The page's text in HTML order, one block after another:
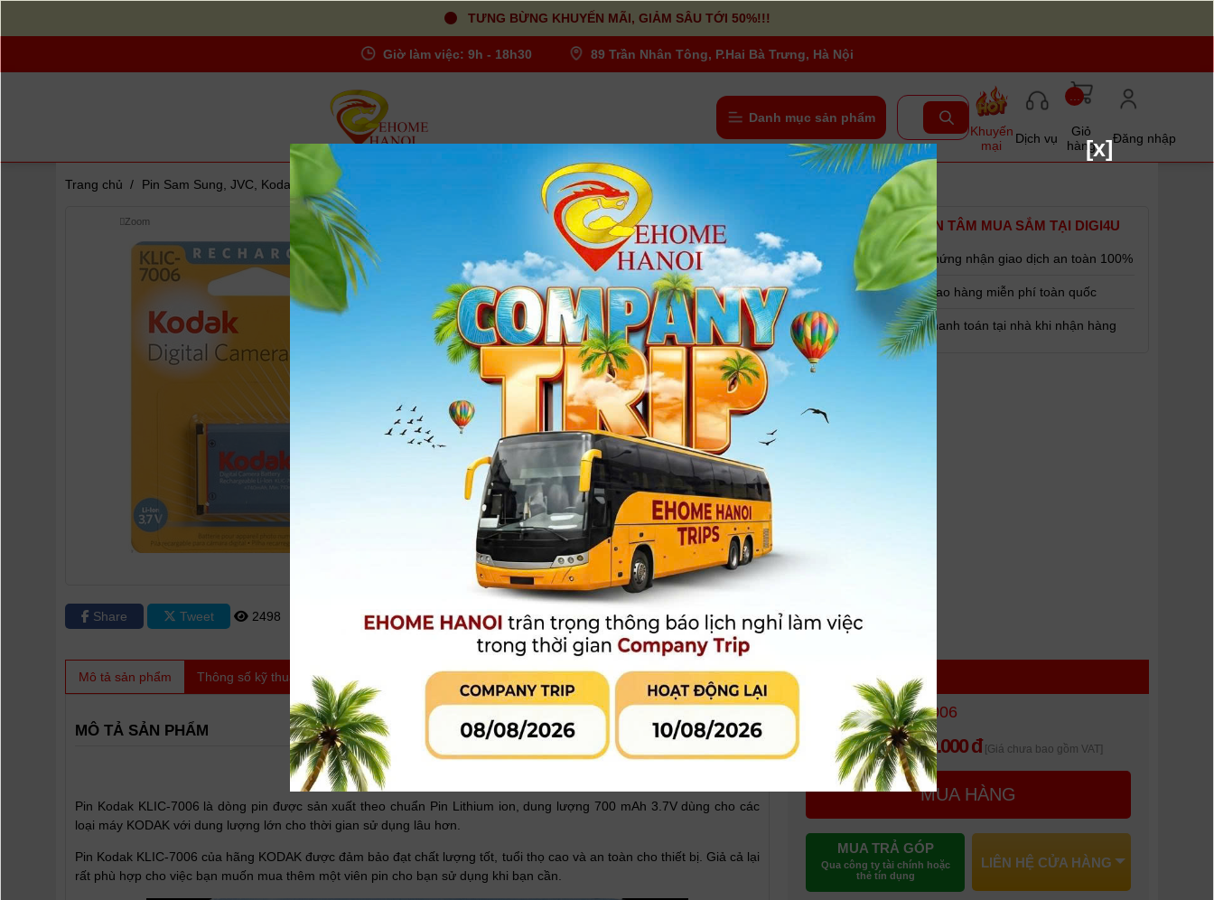
TƯNG BỪNG KHUYẾN MÃI, GIẢM SÂU TỚI 50%!!!
Giờ làm việc: 9h - 18h30 89 Trần Nhân Tông, P.Hai Bà Trưng, Hà Nội
Danh mục sản phẩm
Khuyến
mại
Dịch vụ
Giỏ
hàng
Đăng nhập
Trang chủ / Pin Sam Sung, JVC, Kodak... Pin Kodak KLic-7006
Zoom
Share Tweet 2498
Pin Kodak KLic-7006
Người dùng đánh giá | Tình trạng: Có hàng
Pin Kodak KLic-7006 là dòng pin được sản xuất theo chuẩn Pin Lithium ion,
dung lượng 700 mAh 3.7V dùng cho các loại máy KODAK với dung lượng lớn
cho thời gian sử dụng lâu hơn.
Xem thêm
Bảo hành:6 Tháng
Giá khuyến mại: 250.000 đ [Giá chưa bao gồm VAT]
MUA HÀNG
MUA TRẢ GÓP
Qua công ty tài chính hoặc thẻ tín
dụng
LIÊN HỆ CỬA HÀNG
YÊN TÂM MUA SẮM TẠI DIGI4U
Chứng nhận giao dịch an toàn 100%
Giao hàng miễn phí toàn quốc
Thanh toán tại nhà khi nhận hàng
Mô tả sản phẩm Thông số kỹ thuật Video Sản phẩm đang khuyến mại Đánh giá sản phẩm
MÔ TẢ SẢN PHẨM
Pin Kodak KLic-7006
Pin Kodak KLIC-7006 là dòng pin được sản xuất theo chuẩn Pin Lithium ion, dung lượng 700 mAh 3.7V dùng cho các
loại máy KODAK với dung lượng lớn cho thời gian sử dụng lâu hơn.
Pin Kodak KLIC-7006 của hãng KODAK được đảm bảo đạt chất lượng tốt, tuổi thọ cao và an toàn cho thiết bị. Giả cả lại
rất phù hợp cho việc bạn muốn mua thêm một viên pin cho bạn sử dụng khi bạn cần.
Pin Kodak KLic-7006
Giá khuyến mại: 250.000 đ [Giá chưa bao gồm VAT]
MUA HÀNG
MUA TRẢ GÓP
Qua công ty tài chính hoặc
thẻ tín dụng
LIÊN HỆ CỬA HÀNG
[x]